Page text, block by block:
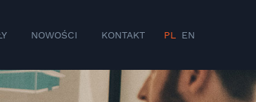
NOWOŚCI KONTAKT PL EN